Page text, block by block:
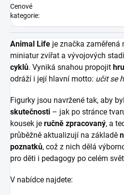
Cenové
kategorie:
Animal Life je značka zaměřená
miniatur zvířat a vývojových
cyklů. Vyniká snahou propojit
odráží i její hlavní motto: učit se
Figurky jsou navržené tak, aby
skutečnosti – jak po stránce
kousek je ručně zpracovaný, a
průběžně aktualizují na základě
poznatků, což z nich dělá
pro děti i pedagogy po celém
V nabídce najdete: